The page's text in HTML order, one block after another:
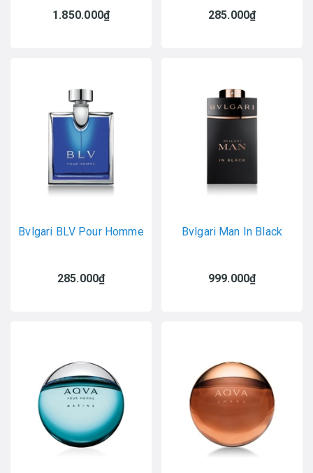
1.850.000₫ 285.000₫
Bvlgari BLV Pour Homme
285.000₫
Bvlgari Man In Black
999.000₫